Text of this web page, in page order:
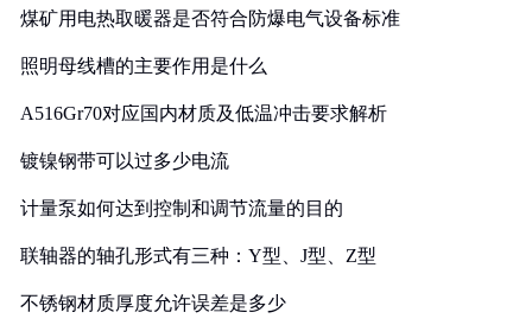
煤矿用电热取暖器是否符合防爆电气设备标准
照明母线槽的主要作用是什么
A516Gr70对应国内材质及低温冲击要求解析
镀镍钢带可以过多少电流
计量泵如何达到控制和调节流量的目的
联轴器的轴孔形式有三种：Y型、J型、Z型
不锈钢材质厚度允许误差是多少